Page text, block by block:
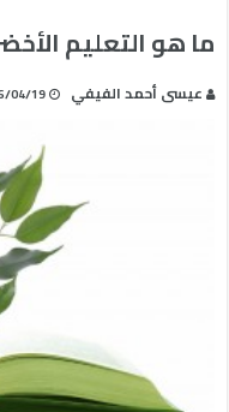
ما هو التعليم
عيسى أحمد الفيفي 04/19